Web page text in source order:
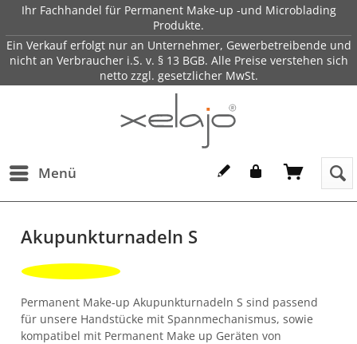
Ihr Fachhandel für Permanent Make-up -und Microblading
Produkte.
Ein Verkauf erfolgt nur an Unternehmer, Gewerbetreibende und
nicht an Verbraucher i.S. v. § 13 BGB. Alle Preise verstehen sich
netto zzgl. gesetzlicher MwSt.
Menü
Akupunkturnadeln S
Permanent Make-up Akupunkturnadeln S sind passend
für unsere Handstücke mit Spannmechanismus, sowie
kompatibel mit Permanent Make up Geräten von